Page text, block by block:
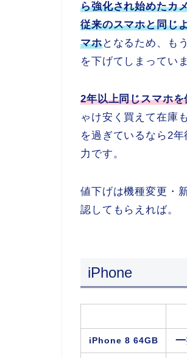
ら強化され始めたカ
従来のスマホと同じ
マホとなるため、も
を下げてしまっていま
2年以上同じスマホ
ゃけ安く買えて在庫
を過ぎているなら2
力です。
値下げは機種変更・
認してもらえれば。
iPhone
iPhone 8 64GB